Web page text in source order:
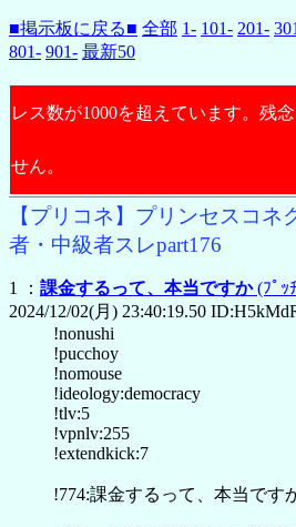
■掲示板に戻る■ 全部 1- 101- 201-
801- 901- 最新50
レス数が1000を超えています。残
せん。
【プリコネ】プリンセスコネ
者・中級者スレpart176
1 ： 課金するって、本当ですか(ﾌﾟｯ
2024/12/02(月) 23:40:19.50
!nonushi
!pucchoy
!nomouse
!ideology:democracy
!tlv:5
!vpnlv:255
!extendkick:7
!774:課金するって、本当です